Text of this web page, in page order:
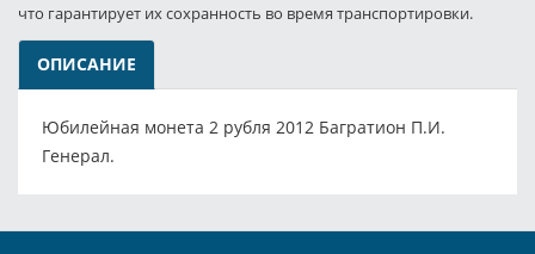
что гарантирует их сохранность во время транспортировки.
ОПИСАНИЕ
Юбилейная монета 2 рубля 2012 Багратион П.И.
Генерал.